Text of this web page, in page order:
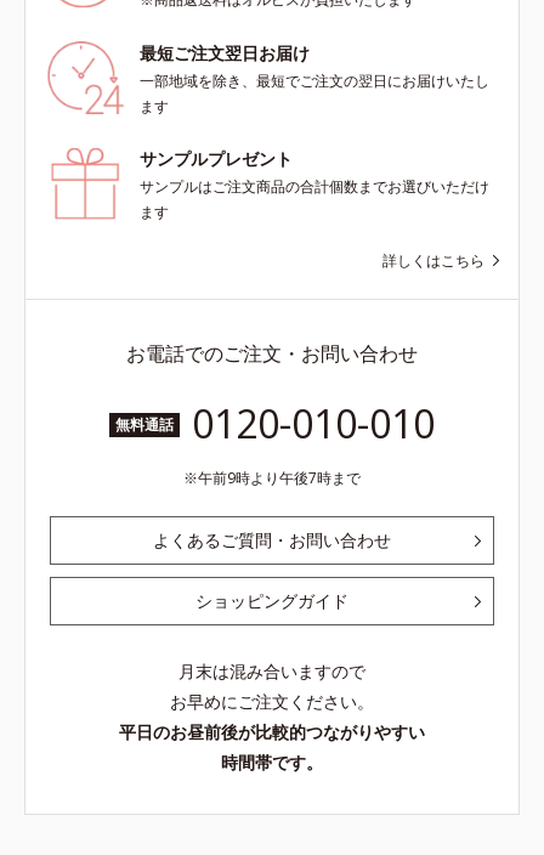
最短ご注文翌日お届け
一部地域を除き、最短でご注文の翌日にお届けいたし
ます
サンプルプレゼント
サンプルはご注文商品の合計個数までお選びいただけ
ます
詳しくはこちら
お電話でのご注文・お問い合わせ
無料通話 0120-010-010
午前9時より午後7時まで
よくあるご質問・お問い合わせ
ショッピングガイド
月末は混み合いますので
お早めにご注文ください。
平日のお昼前後が比較的つながりやすい
時間帯です。